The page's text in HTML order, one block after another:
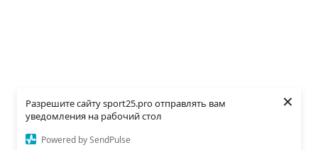
Разрешите сайту sport25.pro отправлять вам
уведомления на рабочий стол
Powered by SendPulse
×